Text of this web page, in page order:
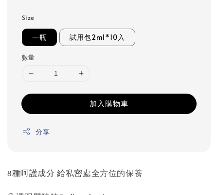
Size
一瓶 試用包2ml*10入
數量
加入購物車
分享
8種呵護成分 給私密處全方位的保養